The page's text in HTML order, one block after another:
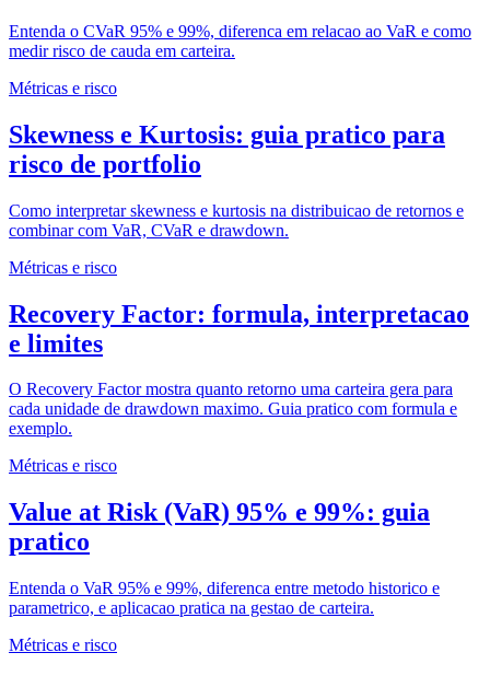
Entenda o CVaR 95% e 99%, diferenca em relacao ao VaR e como
medir risco de cauda em carteira.
Métricas e risco
Skewness e Kurtosis: guia pratico para
risco de portfolio
Como interpretar skewness e kurtosis na distribuicao de retornos e
combinar com VaR, CVaR e drawdown.
Métricas e risco
Recovery Factor: formula, interpretacao
e limites
O Recovery Factor mostra quanto retorno uma carteira gera para
cada unidade de drawdown maximo. Guia pratico com formula e
exemplo.
Métricas e risco
Value at Risk (VaR) 95% e 99%: guia
pratico
Entenda o VaR 95% e 99%, diferenca entre metodo historico e
parametrico, e aplicacao pratica na gestao de carteira.
Métricas e risco